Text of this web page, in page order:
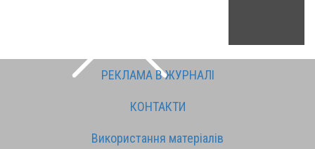
РЕКЛАМА В ЖУРНАЛІ
КОНТАКТИ
Використання матеріалів